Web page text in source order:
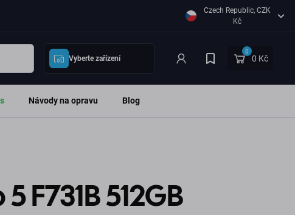
Czech Republic, CZK
Kč
Vyberte zařízení
0
0 Kč
Návody na opravu Blog
F731B 512GB